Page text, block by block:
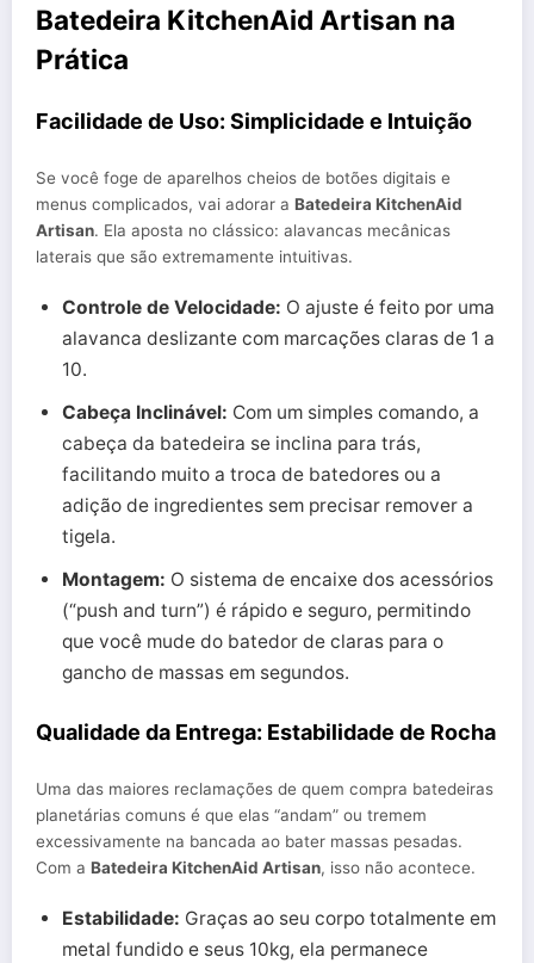
Batedeira KitchenAid Artisan na
Prática
Facilidade de Uso: Simplicidade e Intuição
Se você foge de aparelhos cheios de botões digitais e
menus complicados, vai adorar a Batedeira KitchenAid
Artisan. Ela aposta no clássico: alavancas mecânicas
laterais que são extremamente intuitivas.
Controle de Velocidade: O ajuste é feito por uma
alavanca deslizante com marcações claras de 1 a
10.
Cabeça Inclinável: Com um simples comando, a
cabeça da batedeira se inclina para trás,
facilitando muito a troca de batedores ou a
adição de ingredientes sem precisar remover a
tigela.
Montagem: O sistema de encaixe dos acessórios
(“push and turn”) é rápido e seguro, permitindo
que você mude do batedor de claras para o
gancho de massas em segundos.
Qualidade da Entrega: Estabilidade de Rocha
Uma das maiores reclamações de quem compra batedeiras
planetárias comuns é que elas “andam” ou tremem
excessivamente na bancada ao bater massas pesadas.
Com a Batedeira KitchenAid Artisan, isso não acontece.
Estabilidade: Graças ao seu corpo totalmente em
metal fundido e seus 10kg, ela permanece